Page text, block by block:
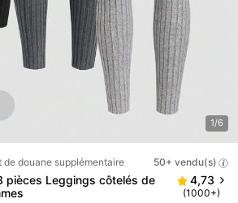
1/6
de douane supplémentaire 50+ vendu(s)
pièces Leggings côtelés de
4,73
(1000+)